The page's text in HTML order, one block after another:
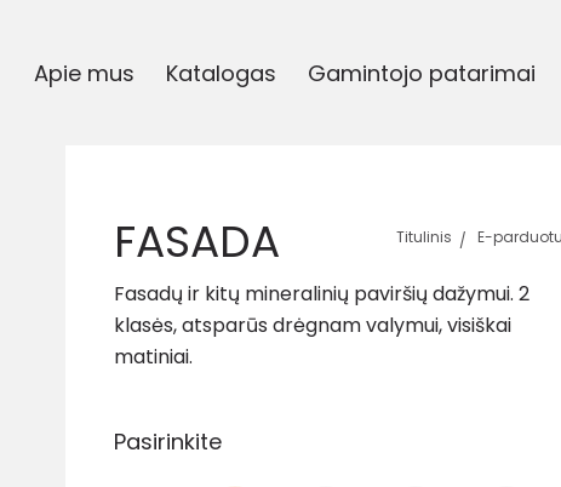
Apie mus Katalogas Gamintojo patarimai
FASADA Titulinis E-
Fasadų ir kitų mineralinių paviršių dažymui. 2
klasės, atsparūs drėgnam valymui, visiškai
matiniai.
Pasirinkite